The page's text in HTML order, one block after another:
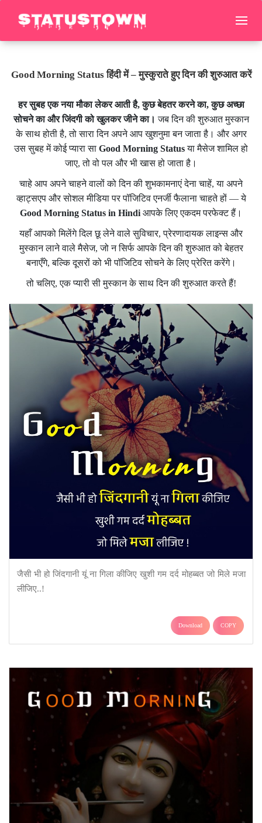
Good Morning Status हिंदी में – मुस्कुराते हुए दिन की शुरुआत करें
हर सुबह एक नया मौका लेकर आती है, कुछ बेहतर करने का, कुछ अच्छा
सोचने का और जिंदगी को खुलकर जीने का। जब दिन की शुरुआत मुस्कान
के साथ होती है, तो सारा दिन अपने आप खुशनुमा बन जाता है। और अगर
उस सुबह में कोई प्यारा सा Good Morning Statusया मैसेज शामिल हो
जाए, तो वो पल और भी खास हो जाता है।
चाहे आप अपने चाहने वालों को दिन की शुभकामनाएं देना चाहें, या अपने
व्हाट्सएप और सोशल मीडिया पर पॉजिटिव एनर्जी फैलाना चाहते हों — ये
Good Morning Status in Hindi आपके लिए एकदम परफेक्ट हैं।
यहाँ आपको मिलेंगे दिल छू लेने वाले सुविचार, प्रेरणादायक लाइन्स और
मुस्कान लाने वाले मैसेज, जो न सिर्फ आपके दिन की शुरुआत को बेहतर
बनाएँगे, बल्कि दूसरों को भी पॉजिटिव सोचने के लिए प्रेरित करेंगे।
तो चलिए, एक प्यारी सी मुस्कान के साथ दिन की शुरुआत करते हैं!
जैसी भी हो जिंदगानी यूं ना गिला कीजिए खुशी गम दर्द मोहब्बत जो मिले मजा
लीजिए..!
Download COPY